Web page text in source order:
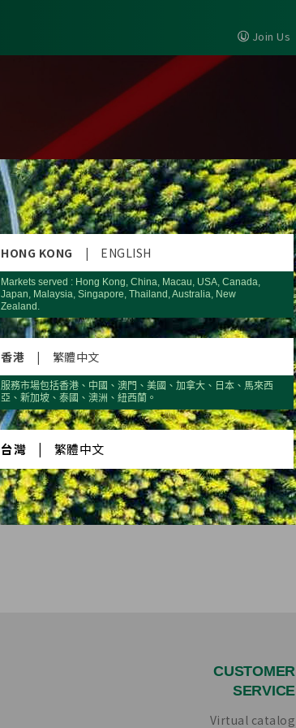
Join Us
2024
Quarter 3
CUSTOMER
SERVICE
Virtual catalog
HONG KONG | ENGLISH
Markets served : Hong Kong, China, Macau, USA, Canada,
Japan, Malaysia, Singapore, Thailand, Australia, New
Zealand.
香港 | 繁體中文
服務市場包括香港、中國、澳門、美國、加拿大、日本、馬來西
亞、新加坡、泰國、澳洲、紐西蘭。
台灣 繁體中文